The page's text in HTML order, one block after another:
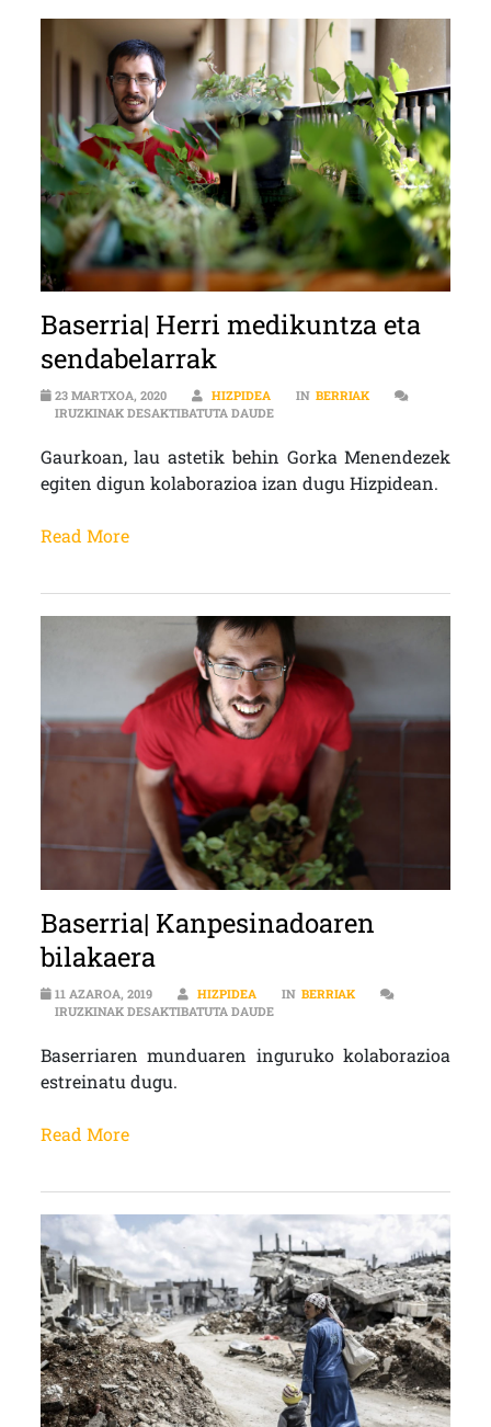
Baserria| Herri medikuntza eta
sendabelarrak
23 MARTXOA, 2020 HIZPIDEA IN BERRIAK
IRUZKINAK DESAKTIBATUTA DAUDEBASERRIA| HERRI MEDIKUNTZA
Gaurkoan, lau astetik behin Gorka Menendezek
egiten digun kolaborazioa izan dugu Hizpidean.
Read More
Baserria| Kanpesinadoaren
bilakaera
11 AZAROA, 2019 HIZPIDEA IN BERRIAK
IRUZKINAK DESAKTIBATUTA DAUDEBASERRIA| KANPESINADOAREN
Baserriaren munduaren inguruko kolaborazioa
estreinatu dugu.
Read More